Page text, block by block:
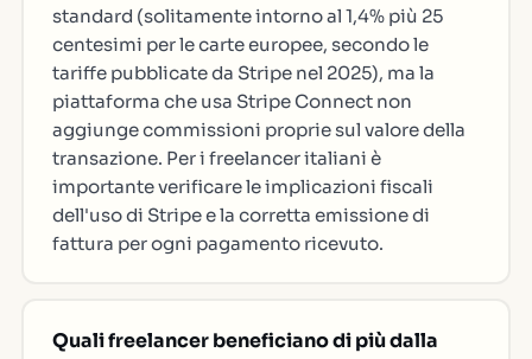
standard (solitamente intorno al 1,4% più 25
centesimi per le carte europee, secondo le
tariffe pubblicate da Stripe nel 2025), ma la
piattaforma che usa Stripe Connect non
aggiunge commissioni proprie sul valore della
transazione. Per i freelancer italiani è
importante verificare le implicazioni fiscali
dell'uso di Stripe e la corretta emissione di
fattura per ogni pagamento ricevuto.
Quali freelancer beneficiano di più dalla